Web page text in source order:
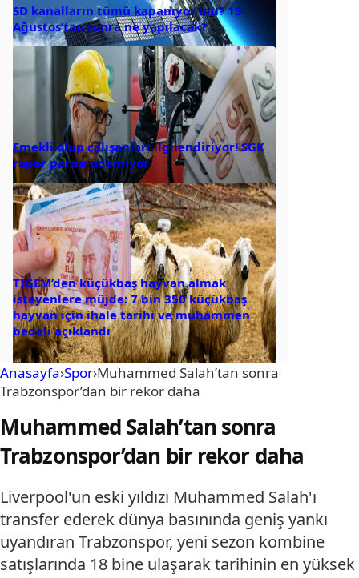
SD kanalların tümü kapanıyor mu? 15
Ağustos’tan sonra ne yapılacak?
Emekli olup çalışanları ilgilendiriyor! SGK
rapor parası ödemiyor
TİGEM’den küçükbaş hayvan almak
isteyenlere müjde: 7 bin 350 küçükbaş
hayvan için ihale tarihi ve muhammen
bedeli açıklandı
Anasayfa›Spor›Muhammed Salah’tan sonra
Trabzonspor’dan bir rekor daha
Muhammed Salah’tan sonra
Trabzonspor’dan bir rekor daha
Liverpool'un eski yıldızı Muhammed Salah'ı
transfer ederek dünya basınında geniş yankı
uyandıran Trabzonspor, yeni sezon kombine
satışlarında 18 bine ulaşarak tarihinin en yüksek